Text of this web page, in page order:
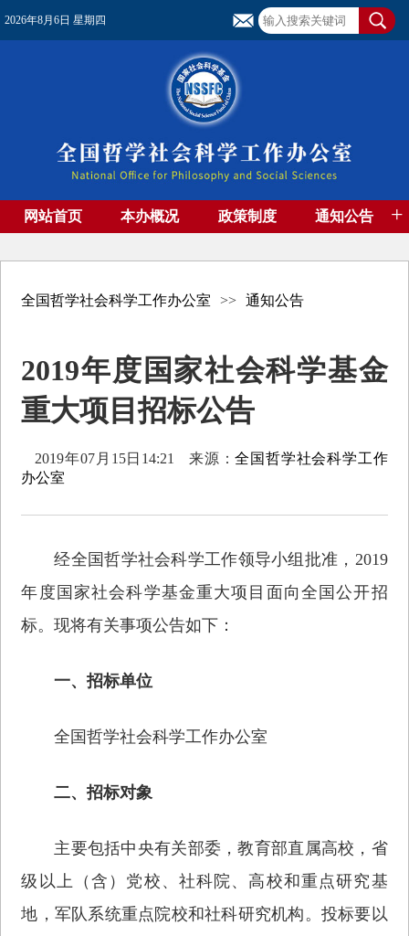
2026年8月6日 星期四
网站首页 本办概况 政策制度 通知公告 +
全国哲学社会科学工作办公室 >> 通知公告
2019年度国家社会科学基金
重大项目招标公告
2019年07月15日14:21 来源：全国哲学社会科学工作
办公室
经全国哲学社会科学工作领导小组批准，2019
年度国家社会科学基金重大项目面向全国公开招
标。现将有关事项公告如下：
一、招标单位
全国哲学社会科学工作办公室
二、招标对象
主要包括中央有关部委，教育部直属高校，省
级以上（含）党校、社科院、高校和重点研究基
地，军队系统重点院校和社科研究机构。投标要以